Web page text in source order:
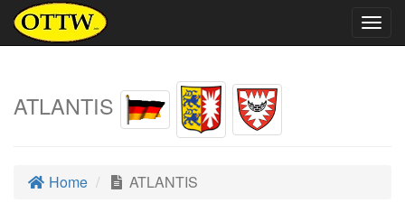
ATLANTIS
Home ATLANTIS